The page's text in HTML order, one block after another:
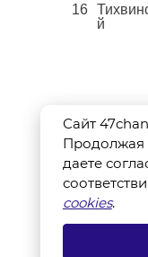
16
й
Сайт
Продолжая
даете
cookies.